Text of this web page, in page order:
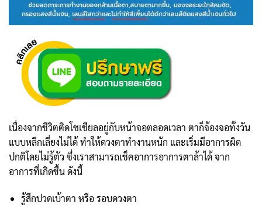
เนื่องจากชีวิตติดโซเชียลอยู่กับหน้าจอตลอดเวลา ตาก็จ้องจอทั้งวัน
แบบหลีกเลี่ยงไม่ได้ ทำให้ดวงตาทำงานหนัก และเริ่มมีอาการผิด
ปกติโดยไม่รู้ตัว ซึ่งเราสามารถเช็คอาการอาการตาล้าได้ จาก
อาการที่เกิดขึ้น ดังนี้
รู้สึกปวดเบ้าตา หรือ รอบดวงตา